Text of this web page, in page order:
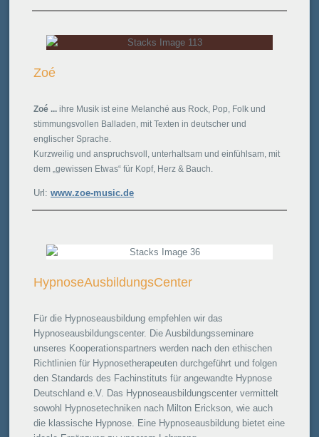
Zoé
Zoé ... ihre Musik ist eine Melanché aus Rock, Pop, Folk und
stimmungsvollen Balladen, mit Texten in deutscher und
englischer Sprache.
Kurzweilig und anspruchsvoll, unterhaltsam und einfühlsam, mit
dem „gewissen Etwas“ für Kopf, Herz & Bauch.
Url:www.zoe-music.de
HypnoseAusbildungsCenter
Für die Hypnoseausbildung empfehlen wir das
Hypnoseausbildungscenter. Die Ausbildungsseminare
unseres Kooperationspartners werden nach den ethischen
Richtlinien für Hypnosetherapeuten durchgeführt und folgen
den Standards des Fachinstituts für angewandte Hypnose
Deutschland e.V. Das Hypnoseausbildungscenter vermittelt
sowohl Hypnosetechniken nach Milton Erickson, wie auch
die klassische Hypnose. Eine Hypnoseausbildung bietet eine